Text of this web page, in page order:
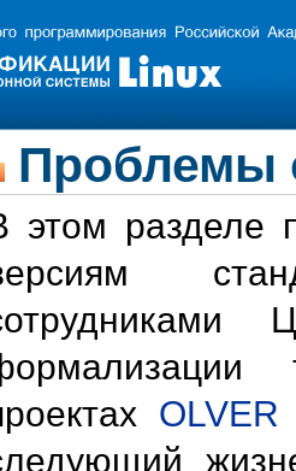
Проблемы
этом разделе
OLVER